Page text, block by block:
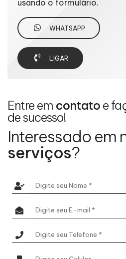
usando o formulário.
WHATSAPP
LIGAR
Entre em contato e
de sucesso!
Interessado em
serviços?